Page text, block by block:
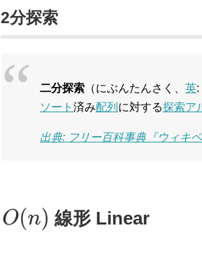
2分探索
二分探索 （にぶんたんさく、 英
ソート 済み配列 に対する探索ア
出典: フリー百科事典『ウィキ
O(n) 線形 Linear